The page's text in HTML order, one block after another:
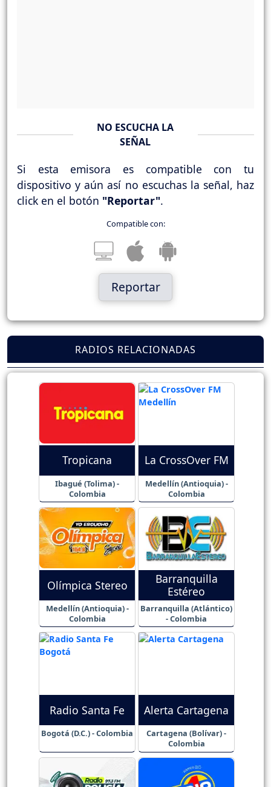
NO ESCUCHA LA
SEÑAL
Si esta emisora es compatible con tu
dispositivo y aún así no escuchas la señal, haz
click en el botón "Reportar".
Compatible con:
Reportar
RADIOS RELACIONADAS
Tropicana
Ibagué (Tolima) -
Colombia
La CrossOver FM
Medellín (Antioquia) -
Colombia
Olímpica Stereo
Medellín (Antioquia) -
Colombia
Barranquilla
Estéreo
Barranquilla (Atlántico)
- Colombia
Radio Santa Fe
Bogotá (D.C.) - Colombia
Alerta Cartagena
Cartagena (Bolívar) -
Colombia